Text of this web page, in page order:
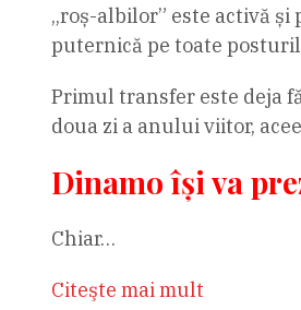
„roș-albilor” este activă
puternică pe toate
Primul transfer este deja
doua zi a anului viitor,
Dinamo își va
Chiar…
Citeşte mai mult